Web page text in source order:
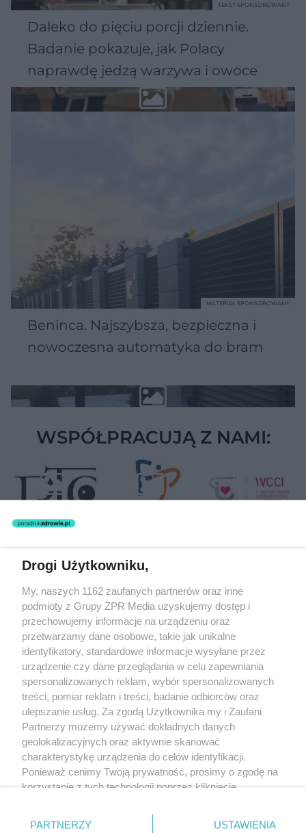
Daleko do pięciu porcji dziennie.
Badanie pokazuje, jak Polacy
naprawdę jedzą warzywa i owoce
TEKST SPONSOROWANY
Beninca. Najszybsza, bezpieczna i
nowoczesna automatyka do bram
MATERIAŁ SPONSOROWANY
WSPÓŁPRACUJĄ Z NAMI:
rozpowszechniany lub dalej rozpowszechniany w jakikolwiek sposób
(w tym także elektroniczny lub mechaniczny) na jakimkolwiek polu
eksploatacji w jakiejkolwiek formie, włącznie z umieszczaniem w
Internecie bez pisemnej zgody właściciela praw. Jakiekolwiek użycie
lub wykorzystanie utworów w całości lub w części z naruszeniem
prawa, tzn. bez właściwej zgody, jest zabronione pod groźbą kary i
może być ścigane prawnie.
O nas
Informacje prawne
Nasze serwisy
Drogi Użytkowniku,
My, naszych 1162 zaufanych partnerów oraz inne
podmioty z Grupy ZPR Media uzyskujemy dostęp i
przechowujemy informacje na urządzeniu oraz
przetwarzamy dane osobowe, takie jak unikalne
identyfikatory, standardowe informacje wysyłane przez
urządzenie czy dane przeglądania w celu zapewniania
spersonalizowanych reklam, wybór spersonalizowanych
treści, pomiar reklam i treści, badanie odbiorców oraz
ulepszanie usług. Za zgodą Użytkownika my i Zaufani
Partnerzy możemy używać dokładnych danych
geolokalizacyjnych oraz aktywnie skanować
charakterystykę urządzenia do celów identyfikacji.
Ponieważ cenimy Twoją prywatność, prosimy o zgodę na
korzystanie z tych technologii poprzez kliknięcie
zmienić/wycofać klikając przycisk ustawień prywatności
PARTNERZY USTAWIENIA